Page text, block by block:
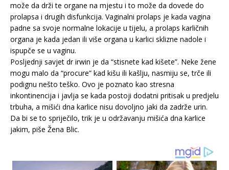
može da drži te organe na mjestu i to može da dovede do
prolapsa i drugih disfunkcija. Vaginalni prolaps je kada vagina
padne sa svoje normalne lokacije u tijelu, a prolaps karličnih
organa je kada jedan ili više organa u karlici sklizne nadole i
ispupče se u vaginu.
Posljednji savjet dr irwin je da “stisnete kad kišete”. Neke žene
mogu malo da “procure” kad kišu ili kašlju, nasmiju se, trče ili
podignu nešto teško. Ovo je poznato kao stresna
inkontinencija i javlja se kada postoji dodatni pritisak u predjelu
trbuha, a mišići dna karlice nisu dovoljno jaki da zadrže urin.
Da bi se to spriječilo, trik je u održavanju mišića dna karlice
jakim, piše Žena Blic.